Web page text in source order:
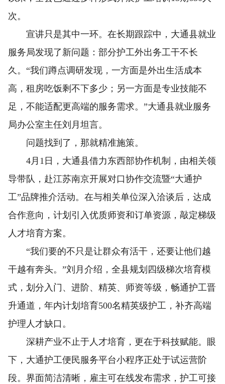
次。
宣讲只是其中一环。在长期跟踪中，大通县就业
服务局发现了新问题：部分护工外出务工干不长
久。“我们蹲点调研发现，一方面是外出生活成本
高，租房吃饭剩不下多少；另一方面是专业技能不
足，不能适配更高端的服务需求。”大通县就业服务
局办公室主任刘月坦言。
问题找到了，那就精准施策。
4月1日，大通县借力东西部协作机制，由相关领
导带队，赴江苏南京开展对口协作交流暨“大通护
工”品牌推介活动。在与相关单位深入洽谈后，达成
合作意向，计划引入优质师资和订单资源，敲定梯级
人才培育方案。
“我们要的不只是让群众有活干，还要让他们越
干越有奔头。”刘月介绍，全县规划四级梯次培育模
式，划分入门、进阶、精英、师资等级，畅通护工晋
升通道，年内计划培育500名精英级护工，补齐高端
护理人才缺口。
深耕产业不止于人才培育，更在于科技赋能。眼
下，大通护工便民服务平台小程序正处于试运营阶
段。界面简洁清晰，雇主可在线发布需求，护工可接